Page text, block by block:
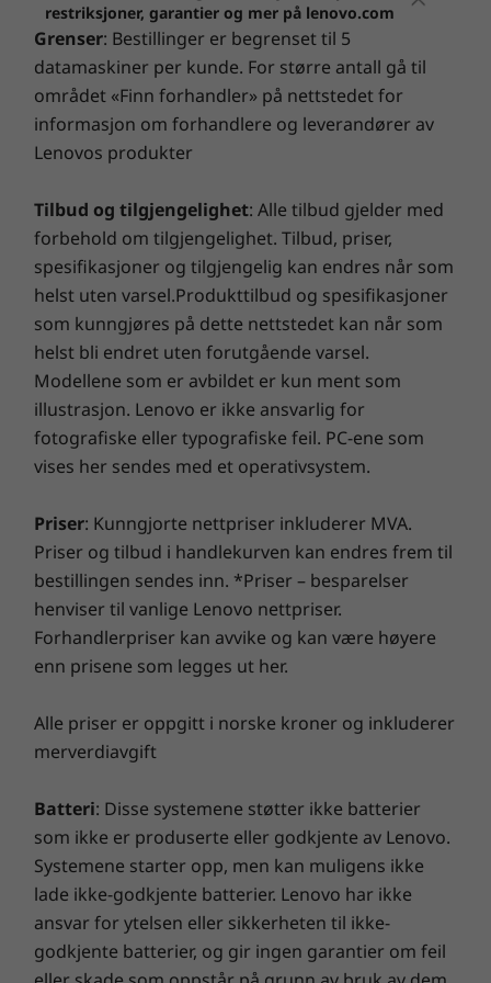
Alltid aktiv digital velvære
Det er bare å bruke hele dagen foran skjermen
hvis du vil, uten hele tiden å måtte be de andre
3 Gen 6 (14″ AMD) har spesialiserte løsninger
for jobb og læring hjemme, som
øyebeskyttelse for å minske belastningen på
øynene og støyreduksjon for å stenge ute
bakgrunnsstøy og krysstale.
Den bærbare IdeaPad 3 Gen 6 (14" AMD)
holder seg kaldere og mer lydløs enn før med
intelligent kjøling som lar luften strømme ut
uten at tilførselen berøres. Kalibrer ytelsen
enda mer mot lydnivået med Q-Control, som
går gjennom de tre viftehastighetene syklisk
etter behovet du har.
USB-C 3.2 gen. 1
USB-A 3.2. gen. 1
USB-A 2.0
Kombinert port for hodetelefoner og mikrofon
HDMI
SD-kortleser
Forhåndsinstallert programvare
McAfee LiveSafe™
Microsoft Office
Lenovo Utility
Lenovo Vantage
Spesifikasjonene kan variere i ulike regioner/modeller.
spenningen stopper ikke der. Nyt bekvemmeligheten
av on-site service neste virkedag etter en ekstern
diagnose. Med Premium Care når støtteopplevelsen
din nye høyder!
Slipp løs den ultimate PC-ytelsen og
Gjør deg klar til å legge ut på en spennende reise
medLenovo Smart Lock, drevet av Absolute
. Du har
kontroll, uansett hvor du er i verden. Finn, lås, sikre og
gjenopprett din stjålne PC under din kommando.
Kombiner det med
gjør deg klar for en spennende økning i din daglige
PC-ytelse. Nyt en sømløs onlineopplevelse og styrk
forsvaret ditt. Dette er fremtiden til PC-presisjon og
sikkerhet for den nye Lenovo-enheten din.
Oppgrader garantien på den bærbare
PC-en
Hos Lenovo leveres alle bærbare PC-er med ett års
batterigaranti, uansett systemgaranti. Men her er det
virkelige paradigmeskiftet: For utvalgte PC-er tilbyr vi
års Sealed Battery Warranty.Få tre år med
oppgraderingen med enheten, eller i løpet av den
opprinnelige batterigarantiperioden på ett år (hvis
batteriutskifting i tilfelle problemer. Forbedre
opplevelsen din med muligheten til å oppgradere til
on-site service. Hos Lenovo forenes ytelsen og
beskyttelsen av bærbare PC-er på en utmerket måte!
restriksjoner, garantier og mer på lenovo.com
Grenser: Bestillinger er begrenset til 5
datamaskiner per kunde. For større antall gå til
området «Finn forhandler» på nettstedet for
informasjon om forhandlere og leverandører av
Lenovos produkter
Tilbud og tilgjengelighet: Alle tilbud gjelder med
forbehold om tilgjengelighet. Tilbud, priser,
spesifikasjoner og tilgjengelig kan endres når som
helst uten varsel.Produkttilbud og spesifikasjoner
som kunngjøres på dette nettstedet kan når som
helst bli endret uten forutgående varsel.
Modellene som er avbildet er kun ment som
illustrasjon. Lenovo er ikke ansvarlig for
fotografiske eller typografiske feil. PC-ene som
vises her sendes med et operativsystem.
Priser: Kunngjorte nettpriser inkluderer MVA.
Priser og tilbud i handlekurven kan endres frem til
bestillingen sendes inn. *Priser – besparelser
henviser til vanlige Lenovo nettpriser.
Forhandlerpriser kan avvike og kan være høyere
enn prisene som legges ut her.
Alle priser er oppgitt i norske kroner og inkluderer
merverdiavgift
Batteri: Disse systemene støtter ikke batterier
som ikke er produserte eller godkjente av Lenovo.
Systemene starter opp, men kan muligens ikke
lade ikke-godkjente batterier. Lenovo har ikke
ansvar for ytelsen eller sikkerheten til ikke-
godkjente batterier, og gir ingen garantier om feil